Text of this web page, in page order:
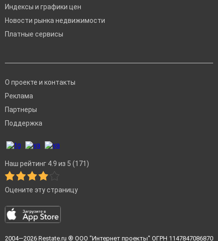
Индексы и графики цен
Новости рынка недвижимости
Платные сервисы
О проекте и контакты
Реклама
Партнеры
Поддержка
Наш рейтинг 4.9 из 5 (171)
Оцените эту страницу
2004—2026 Restate.ru ® ООО "Интернет проекты" ОГРН 1147847086870